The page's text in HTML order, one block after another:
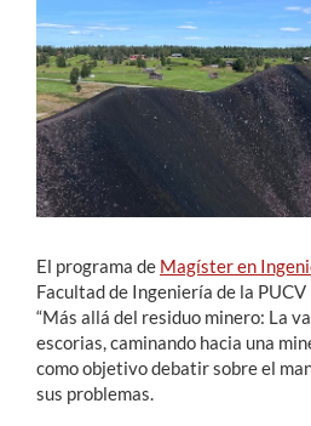
Alumni
English
El programa de Magíster en
Facultad de Ingeniería de la
“Más allá del residuo minero: La
escorias, caminando hacia una
como objetivo debatir sobre el
sus problemas.